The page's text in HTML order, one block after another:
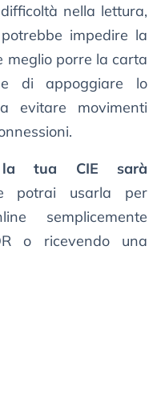
nella lettura,
impedire la
meglio porre la carta
di appoggiare lo
evitare movimenti
la tua CIE sarà
potrai usarla per
semplicemente
o ricevendo una